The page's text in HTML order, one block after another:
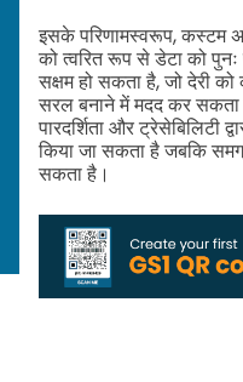
इसके परिणामस्वरूप, कस्टम
को त्वरित रूप से डेटा को
सक्षम हो सकता है, जो देरी
सरल बनाने में मदद कर
पारदर्शिता और ट्रेसेबिलिटी
किया जा सकता है जबकि
सकता है।